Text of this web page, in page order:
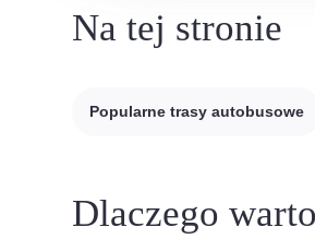
Na tej stronie
Popularne trasy autobusowe
Dlaczego